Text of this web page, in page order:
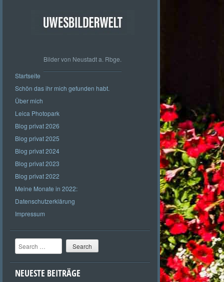
Bilder von Neustadt a. Rbge.
Startseite
Schön das ihr mich gefunden habt.
Über mich
Leica Photopark
Blog privat 2026
Blog privat 2025
Blog privat 2024
Blog privat 2023
Blog privat 2022
Meine Monate in 2022:
Datenschutzerklärung
Impressum
Search
NEUESTE BEITRÄGE